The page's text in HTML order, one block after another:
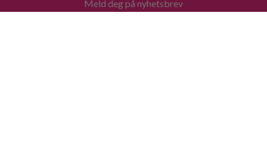
Meld deg på nyhetsbrev